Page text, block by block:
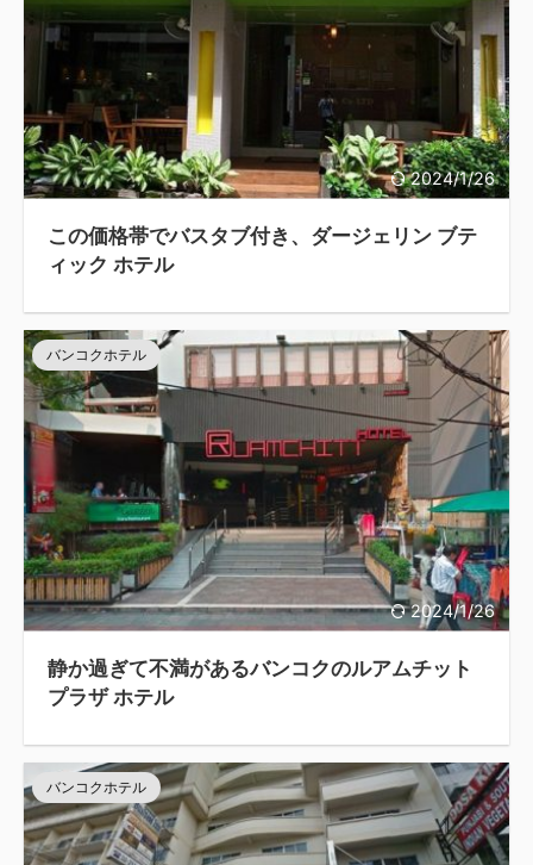
2024/1/26
この価格帯でバスタブ付き、ダージェリン ブテ
ィック ホテル
2024/1/26
バンコクホテル
静か過ぎて不満があるバンコクのルアムチット
プラザ ホテル
バンコクホテル